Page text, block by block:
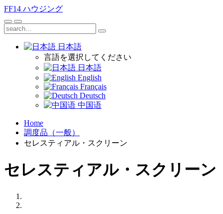
FF14 ハウジング
日本語
言語を選択してください
日本語
English
Français
Deutsch
中国语
Home
調度品（一般）
セレスティアル・スクリーン
セレスティアル・スクリーン